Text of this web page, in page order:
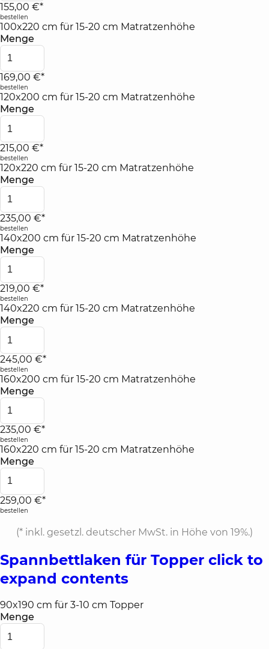
155,00 €*
bestellen
100x220 cm für 15-20 cm Matratzenhöhe
Menge
169,00 €*
bestellen
120x200 cm für 15-20 cm Matratzenhöhe
Menge
215,00 €*
bestellen
120x220 cm für 15-20 cm Matratzenhöhe
Menge
235,00 €*
bestellen
140x200 cm für 15-20 cm Matratzenhöhe
Menge
219,00 €*
bestellen
140x220 cm für 15-20 cm Matratzenhöhe
Menge
245,00 €*
bestellen
160x200 cm für 15-20 cm Matratzenhöhe
Menge
235,00 €*
bestellen
160x220 cm für 15-20 cm Matratzenhöhe
Menge
259,00 €*
bestellen
(* inkl. gesetzl. deutscher MwSt. in Höhe von 19%.)
Spannbettlaken für Topper click to
expand contents
90x190 cm für 3-10 cm Topper
Menge